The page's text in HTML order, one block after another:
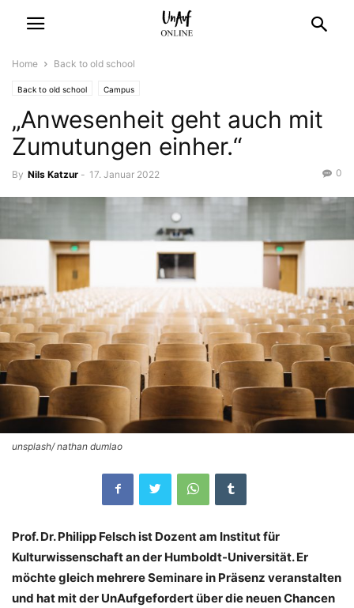
Home Back to old school
Back to old school Campus
„Anwesenheit geht auch mit
Zumutungen einher.“
By Nils Katzur - 17. Januar 2022 0
unsplash/ nathan dumlao
Prof. Dr. Philipp Felsch ist Dozent am Institut für
Kulturwissenschaft an der Humboldt-Universität. Er
möchte gleich mehrere Seminare in Präsenz veranstalten
und hat mit der UnAufgefordert über die neuen Chancen